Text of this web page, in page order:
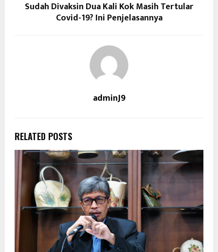
Sudah Divaksin Dua Kali Kok Masih Tertular
Covid-19? Ini Penjelasannya
adminJ9
RELATED POSTS